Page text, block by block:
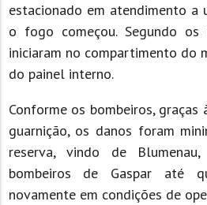
estacionado em atendimento a
o fogo começou. Segundo os
iniciaram no compartimento do
do painel interno.
Conforme os bombeiros,
guarnição, os danos foram
reserva, vindo de
bombeiros de Gaspar até
novamente em condições de